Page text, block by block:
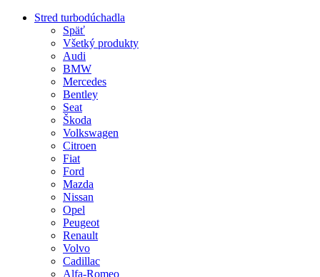
Stred turbodúchadla
Späť
Všetký produkty
Audi
BMW
Mercedes
Bentley
Seat
Škoda
Volkswagen
Citroen
Fiat
Ford
Mazda
Nissan
Opel
Peugeot
Renault
Volvo
Cadillac
Alfa-Romeo